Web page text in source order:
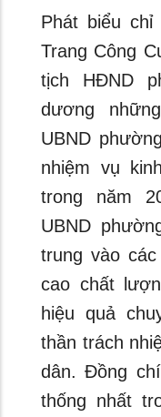
Phát biểu
Trang Công
tịch HĐND
dương
UBND
nhiệm vụ
trong năm
UBND
trung vào
cao chất
hiệu quả
thần trách
dân. Đồng
thống nhất